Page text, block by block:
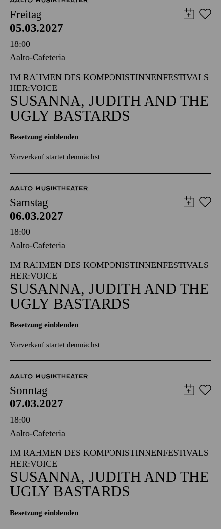
Freitag
05.03.2027
18:00
Aalto-Cafeteria
IM RAHMEN DES KOMPONISTINNENFESTIVALS
HER:VOICE
SUSANNA, JUDITH AND THE
UGLY BASTARDS
Besetzung einblenden
Vorverkauf startet demnächst
AALTO MUSIKTHEATER
Samstag
06.03.2027
18:00
Aalto-Cafeteria
IM RAHMEN DES KOMPONISTINNENFESTIVALS
HER:VOICE
SUSANNA, JUDITH AND THE
UGLY BASTARDS
Besetzung einblenden
Vorverkauf startet demnächst
AALTO MUSIKTHEATER
Sonntag
07.03.2027
18:00
Aalto-Cafeteria
IM RAHMEN DES KOMPONISTINNENFESTIVALS
HER:VOICE
SUSANNA, JUDITH AND THE
UGLY BASTARDS
Besetzung einblenden